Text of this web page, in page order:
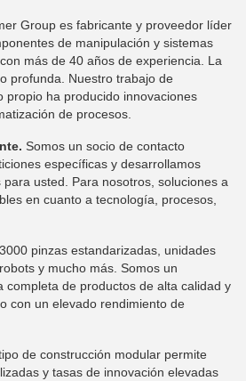
Group es fabricante y proveedor líder
de manipulación y sistemas
más de 40 años de experiencia. La
profunda. Nuestro trabajo de
propio ha producido innovaciones
de procesos.
Somos un socio de contacto
específicas y desarrollamos
usted. Para nosotros, soluciones a
en cuanto a tecnología, procesos,
pinzas estandarizadas, unidades
y mucho más. Somos un
completa de productos de alta calidad y
con un elevado rendimiento de
de construcción modular permite
y tasas de innovación elevadas